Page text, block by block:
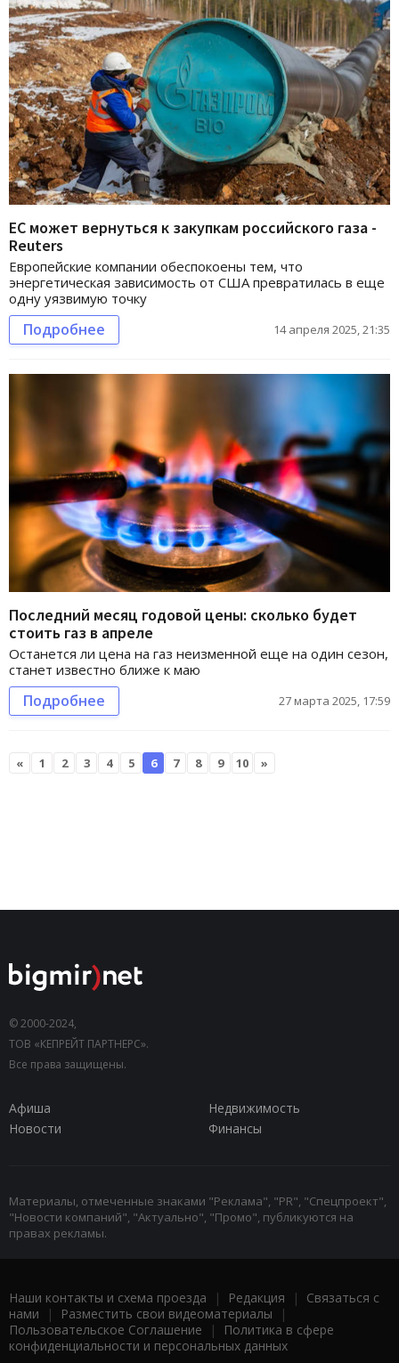
ЕС может вернуться к закупкам российского газа -
Reuters
Европейские компании обеспокоены тем, что
энергетическая зависимость от США превратилась в еще
одну уязвимую точку
Подробнее 14 апреля 2025, 21:35
Последний месяц годовой цены: сколько будет
стоить газ в апреле
Останется ли цена на газ неизменной еще на один сезон,
станет известно ближе к маю
Подробнее 27 марта 2025, 17:59
« 1 2 3 4 5 6 7 8 9 10 »
© 2000-2024,
ТОВ «КЕПРЕЙТ ПАРТНЕРС».
Все права защищены.
Афиша
Недвижимость
Новости
Финансы
Материалы, отмеченные знаками "Реклама", "PR", "Спецпроект",
"Новости компаний", "Актуально", "Промо", публикуются на
правах рекламы.
Наши контакты и схема проезда | Редакция | Связаться с
нами | Разместить свои видеоматериалы |
Пользовательское Соглашение |
Политика в сфере
конфиденциальности и персональных данных